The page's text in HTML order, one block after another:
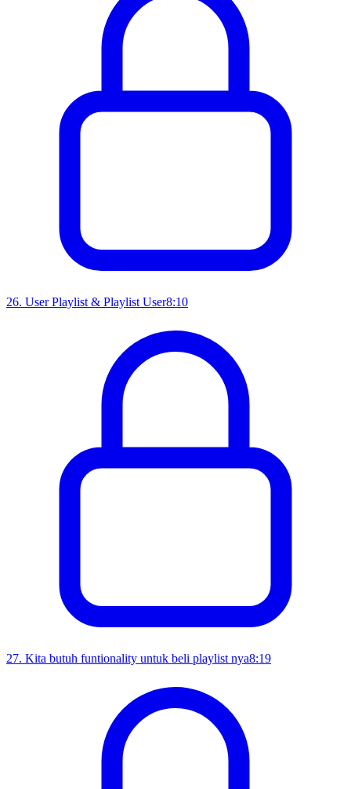
26. User Playlist & Playlist User8:10
27. Kita butuh funtionality untuk beli playlist nya8:19